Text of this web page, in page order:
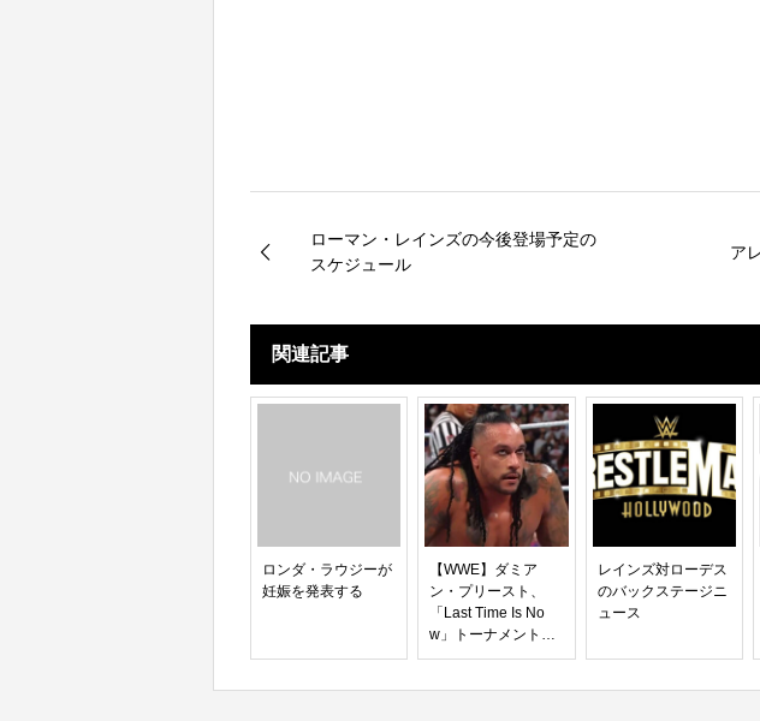
ローマン・レインズの今後登場予定の
スケジュール
ア
関連記事
ロンダ・ラウジーが
妊娠を発表する
【WWE】ダミア
ン・プリースト、
「Last Time Is No
w」トーナメント制
覇は“キャリアを決
レインズ対ローデス
のバックステージニ
ュース